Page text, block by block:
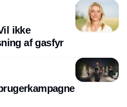
ikke
af gasfyr